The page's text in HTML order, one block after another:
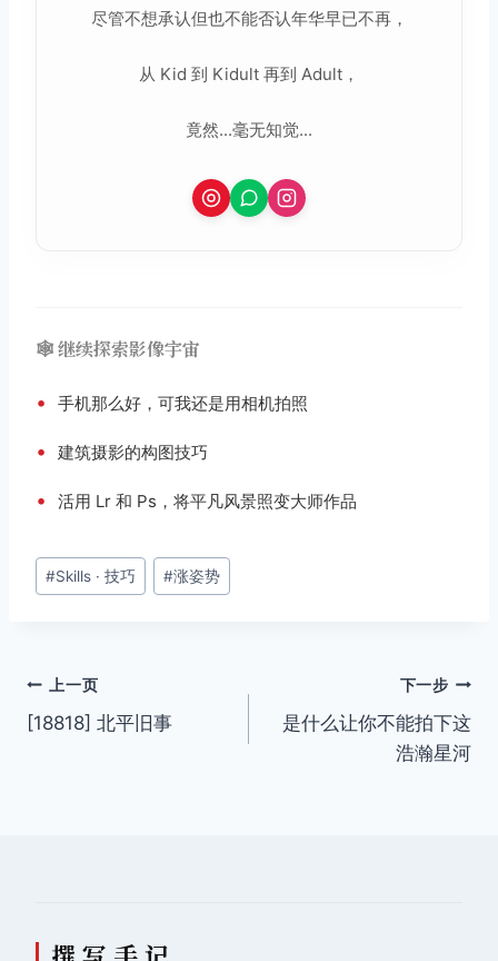
尽管不想承认但也不能否认年华早已不再，
从 Kid 到 Kidult 再到 Adult，
竟然...毫无知觉...
🕸️ 继续探索影像宇宙
• 手机那么好，可我还是用相机拍照
• 建筑摄影的构图技巧
• 活用 Lr 和 Ps，将平凡风景照变大师作品
文
章
#Skills · 技巧 #涨姿势
文
章
上一页
[18818] 北平旧事
下一步
是什么让你不能拍下这
浩瀚星河